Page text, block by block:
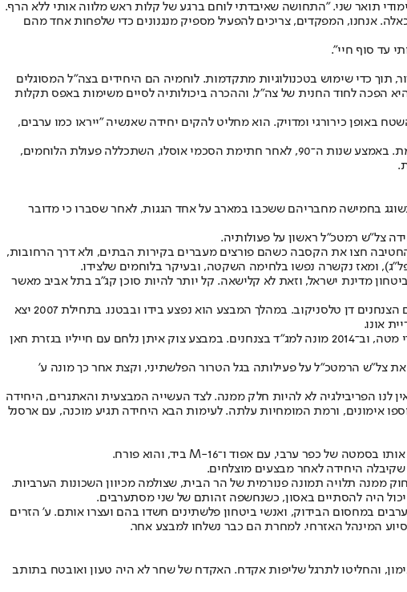
תואר שני. "התחושה שאיבדתי לוחם ברגע של קלות ראש מלווה אותי ללא הרף.
אנחנו, המפקדים, צריכים להפעיל מספיק מנגנונים כדי שלפחות אחד מהם
תוך כדי שימוש בטכנולוגיות מתקדמות. לוחמיה הם היחידים בצה"ל המסוגלים
הפכה לחוד החנית של צה"ל, וההכרה ביכולותיה לסיים משימות באפס תקלות
בתוך השטח באופן כירורגי ומדויק. הוא מחליט להקים יחידה שאנשיה "ייראו כמו ערבים,
המסתערבים הראשונים פעלו כיחידת מתחפשים דוברי ערבית בסיסית, שתצפתו בכפרים ובמחנות הפליטים בלי שימוש בטכנולוגיה מתקדמת. באמצע שנות ה־90, לאחר חתימת הסכמי אוסלו, השתכללה פעולת הלוחמים,
בשוגג בחמישה מחבריהם ששכבו במארב על אחד הגגות, לאחר שסברו כי מדובר
צל"ש רמטכ"ל ראשון על פעולותיה.
הפלשתיני. לוחמי החטיבה חצו את הקסבה כשהם פורצים מעברים בקירות הבתים, ולא דרך הרחובות,
מדינת ישראל, וזאת לא קלישאה. קל יותר להיות סוכן קג"ב בתל אביב מאשר
ב־7 בפברואר 2006 הוביל ע' מבצע לתפיסתו של ראש הג'יהאד האסלאמי בשכם, אחמד סלימן פריד רדאד, שהיה חבר בחוליה שהרגה את לוחם הצנחנים דן טלסניקוב. במהלך המבצע הוא נפצע בידו ובבטנו. בתחילת 2007 יצא
אונו.
ב־2009 מונה למפקד סיירת צנחנים, ולאחר שנתיים יצא שוב ללימודים, הפעם במכללה הבין־זרועית לפיקוד ומטה. הוא המשיך לכמה תפקידי מטה, וב־2014 מונה למג"ד בצנחנים. במבצע צוק איתן נלחם עם חייליו בגזרת חאן
להקים את חטיבת הקומנדו, שאיגדה תחתיה את יחידות דובדבן, מגלן ואגוז. ב־2016 קיבלה היחידה את צל"ש הרמטכ"ל על פעילותה בגל הטרור הפלשתיני, וקצת אחר כך מונה ע'
לנו הפריבילגיה לא להיות חלק ממנה. לצד העשייה המבצעית והאתגרים, היחידה
אימונים, ורמת המומחיות עלתה. לעימות הבא היחידה תגיע מוכנה, עם ארסנל
היחידה לאחר מבצעים מוצלחים.
ממנה תלויה תמונה פנורמית של הר הבית, שצולמה מכיוון השכונות הערביות.
במחסום הבידוק, ואנשי ביטחון פלשתינים חשדו בהם ועצרו אותם. ע' הזרים
המינהל האזרחי. למחרת הם כבר נשלחו למבצע אחר.
בחדרם לפני יציאה לאימון, והחליטו לתרגל שליפות אקדח. האקדח של שחר לא היה טעון ואובטח בתותב